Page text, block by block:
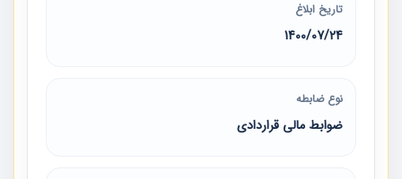
تاریخ ابلاغ
1400/07/24
نوع ضابطه
ضوابط مالی قراردادی